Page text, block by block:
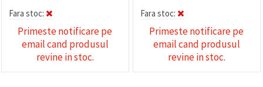
Fara stoc:
Primeste notificare pe
email cand produsul
revine in stoc.
Fara stoc:
Primeste notificare pe
email cand produsul
revine in stoc.